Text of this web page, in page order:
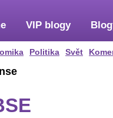
Politika Svět
VIP blogy